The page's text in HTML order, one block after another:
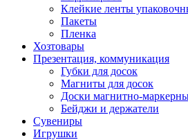
Клейкие ленты
Пакеты
Пленка
Хозтовары
Презентация, коммуникация
Губки для досок
Магниты для досок
Доски магнитно-
Бейджи и держатели
Сувениры
Игрушки